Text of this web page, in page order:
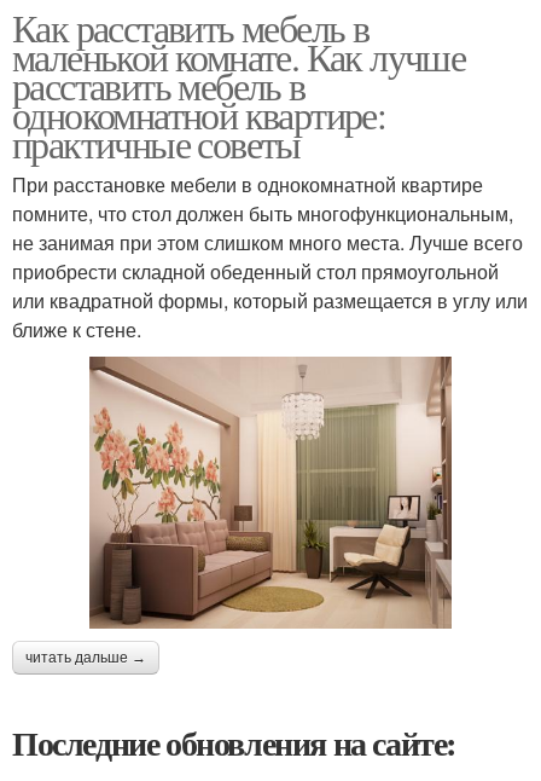
Как расставить мебель в
маленькой комнате. Как лучше
расставить мебель в
однокомнатной квартире:
практичные советы
При расстановке мебели в однокомнатной квартире
помните, что стол должен быть многофункциональным,
не занимая при этом слишком много места. Лучше всего
приобрести складной обеденный стол прямоугольной
или квадратной формы, который размещается в углу или
ближе к стене.
читать дальше →
Последние обновления на сайте: